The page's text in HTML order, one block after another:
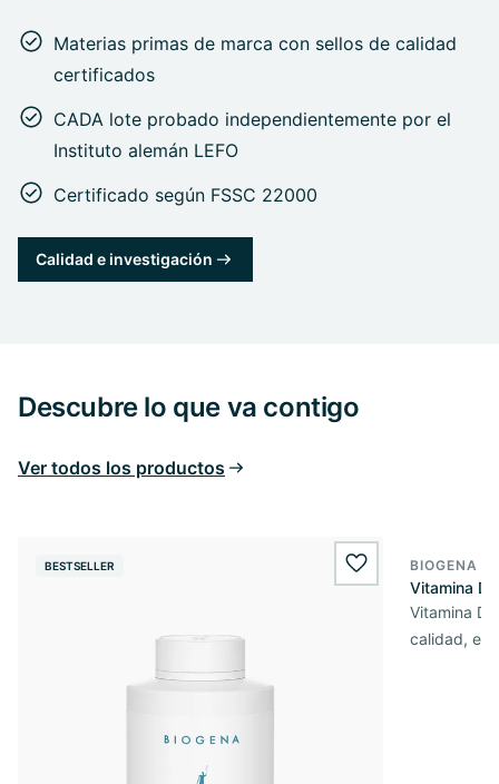
Materias primas de marca con sellos de calidad
certificados
CADA lote probado independientemente por el
Instituto alemán LEFO
Certificado según FSSC 22000
Calidad e investigación
Descubre lo que va contigo
Ver todos los productos
BESTSELLER wishlist.add
BIOGENA
Vitamina
Vitamina
calidad, en